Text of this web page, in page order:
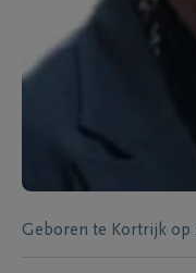
Geboren te Kortrijk op